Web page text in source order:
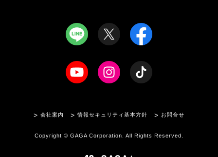
会社案内 情報セキュリティ基本方針 お問合せ
Copyright © GAGA Corporation. All Rights Reserved.